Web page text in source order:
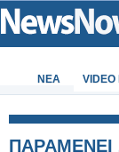
ΝΕΑ VIDEO
ΠΑΡΑΜΕΝΕΙ